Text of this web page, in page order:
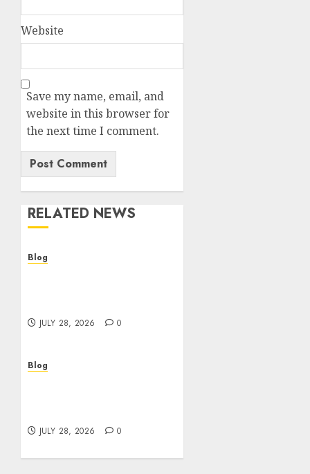
Website
Save my name, email, and
website in this browser for
the next time I comment.
RELATED NEWS
Blog
JULY 28, 2026 0
Blog
JULY 28, 2026 0